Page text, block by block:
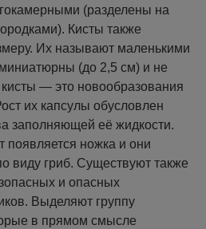
(разделены на
Кисты также
Их называют маленькими
(до 2,5 см) и не
— это новообразования
их капсулы обусловлен
заполняющей её жидкости.
появляется ножка и они
виду гриб. Существуют также
и опасных
Выделяют группу
в прямом смысле